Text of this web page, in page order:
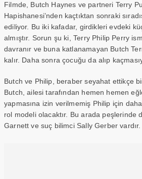
Filmde, Butch Haynes ve partneri Terry
Hapishanesi’nden kaçtıktan sonraki
ediliyor. Bu iki kafadar, girdikleri evdeki
almıştır. Sorun şu ki, Terry Philip Perry
davranır ve buna katlanamayan Butch
kalır. Daha sonra çocuğu da alıp
Butch ve Philip, beraber seyahat ettikçe
Butch, ailesi tarafından hemen hemen
yapmasına izin verilmemiş Philip için
rol modeli olacaktır. Bu arada peşlerinde
Garnett ve suç bilimci Sally Gerber vardır.